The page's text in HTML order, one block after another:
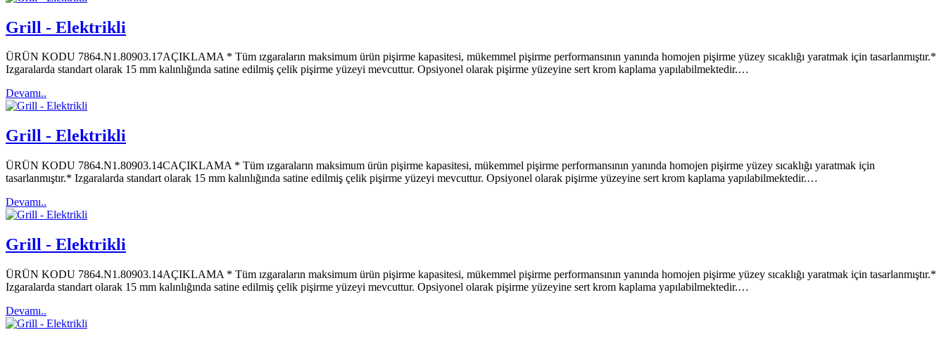
Grill - Elektrikli
ÜRÜN KODU 7864.N1.80903.17AÇIKLAMA * Tüm ızgaraların maksimum ürün pişirme kapasitesi, mükemmel pişirme performansının yanında homojen pişirme yüzey sıcaklığı yaratmak için tasarlanmıştır.*
Izgaralarda standart olarak 15 mm kalınlığında satine edilmiş çelik pişirme yüzeyi mevcuttur. Opsiyonel olarak pişirme yüzeyine sert krom kaplama yapılabilmektedir.…
Devamı..
Grill - Elektrikli
ÜRÜN KODU 7864.N1.80903.14CAÇIKLAMA * Tüm ızgaraların maksimum ürün pişirme kapasitesi, mükemmel pişirme performansının yanında homojen pişirme yüzey sıcaklığı yaratmak için
tasarlanmıştır.* Izgaralarda standart olarak 15 mm kalınlığında satine edilmiş çelik pişirme yüzeyi mevcuttur. Opsiyonel olarak pişirme yüzeyine sert krom kaplama yapılabilmektedir.…
Devamı..
Grill - Elektrikli
ÜRÜN KODU 7864.N1.80903.14AÇIKLAMA * Tüm ızgaraların maksimum ürün pişirme kapasitesi, mükemmel pişirme performansının yanında homojen pişirme yüzey sıcaklığı yaratmak için tasarlanmıştır.*
Izgaralarda standart olarak 15 mm kalınlığında satine edilmiş çelik pişirme yüzeyi mevcuttur. Opsiyonel olarak pişirme yüzeyine sert krom kaplama yapılabilmektedir.…
Devamı..